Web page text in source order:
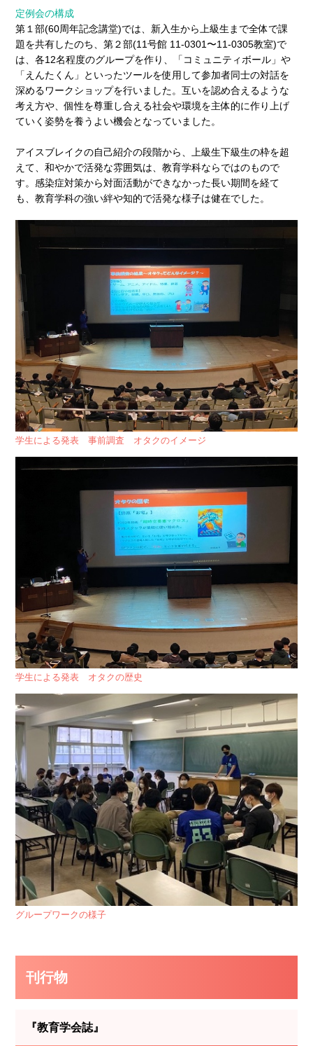
定例会の構成
第１部(60周年記念講堂)では、新入生から上級生まで全体で課
題を共有したのち、第２部(11号館 11-0301〜11-0305教室)で
は、各12名程度のグループを作り、「コミュニティボール」や
「えんたくん」といったツールを使用して参加者同士の対話を
深めるワークショップを行いました。互いを認め合えるような
考え方や、個性を尊重し合える社会や環境を主体的に作り上げ
ていく姿勢を養うよい機会となっていました。
アイスブレイクの自己紹介の段階から、上級生下級生の枠を超
えて、和やかで活発な雰囲気は、教育学科ならではのもので
す。感染症対策から対面活動ができなかった長い期間を経て
も、教育学科の強い絆や知的で活発な様子は健在でした。
学生による発表 事前調査 オタクのイメージ
学生による発表 オタクの歴史
グループワークの様子
刊行物
『教育学会誌』